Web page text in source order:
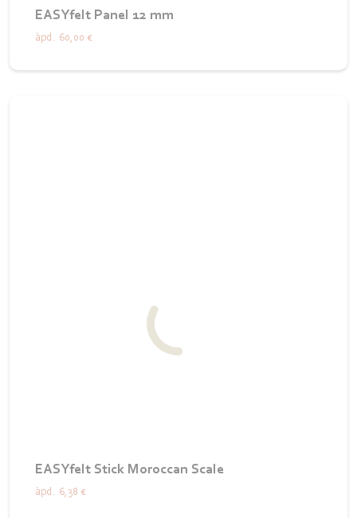
EASYfelt Panel 12 mm
àpd. 60,00 €
EASYfelt Stick Moroccan Scale
àpd. 6,38 €